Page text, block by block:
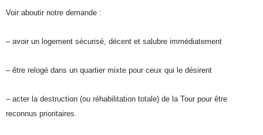
Voir aboutir notre demande :
– avoir un logement sécurisé, décent et salubre immédiatement
– être relogé dans un quartier mixte pour ceux qui le désirent
– acter la destruction (ou réhabilitation totale) de la Tour pour être
reconnus prioritaires.